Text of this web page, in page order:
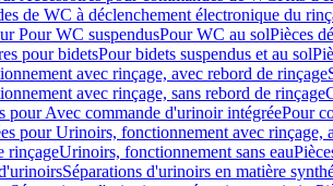
de WC à déclenchement électronique du
Pour WC suspendusPour WC au solPièces
pour bidetsPour bidets suspendus et au sol
avec rinçage, avec rebord de rinçage
avec rinçage, sans rebord de rinçage
pour Avec commande d'urinoir intégréePour
pour Urinoirs, fonctionnement avec rinçage,
rinçageUrinoirs, fonctionnement sans eau
Séparations d'urinoirs en matière